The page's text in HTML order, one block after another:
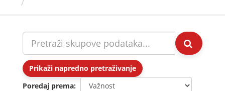
Prikaži napredno pretraživanje
Poredaj prema